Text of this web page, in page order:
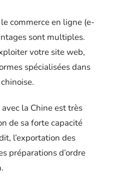
commerce en ligne (e-
sont multiples.
votre site web,
spécialisées dans
la Chine est très
de sa forte capacité
l’exportation des
préparations d’ordre